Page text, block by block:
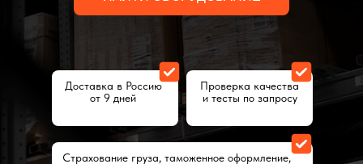
Проверка качества
и тесты по запросу
Страхование груза, таможенное оформление,
Доставка в Россию
от 9 дней